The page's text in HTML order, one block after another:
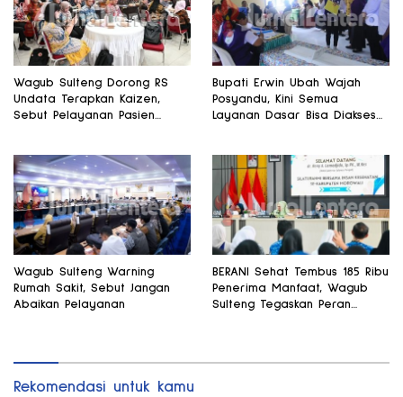
Wagub Sulteng Dorong RS
Undata Terapkan Kaizen,
Sebut Pelayanan Pasien
Bupati Erwin Ubah Wajah
Posyandu, Kini Semua
Layanan Dasar Bisa Diakses
Wagub Sulteng Warning
Rumah Sakit, Sebut Jangan
Abaikan Pelayanan
BERANI Sehat Tembus 185 Ribu
Penerima Manfaat, Wagub
Sulteng Tegaskan Peran
Rekomendasi untuk kamu